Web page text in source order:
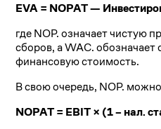
EVA = NOPAT —
где NOP. означает чистую
сборов, а WAC.
финансовую стоимость.
В свою очередь, NOP.
NOPAT = EBIT × (1 – нал.